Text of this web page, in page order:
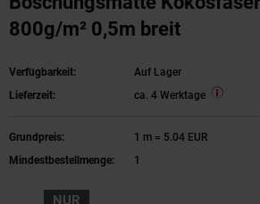
800g/m² 0,5m breit
Verfügbarkeit:
Auf Lager
Lieferzeit:
ca. 4 Werktage
Grundpreis:
1 m = 5.04 EUR
Mindestbestellmenge:
1
NUR